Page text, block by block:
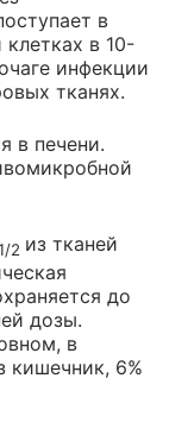
в
клетках в 10-
инфекции
тканях.
в печени.
2 из тканей
до
дозы.
в
кишечник, 6%